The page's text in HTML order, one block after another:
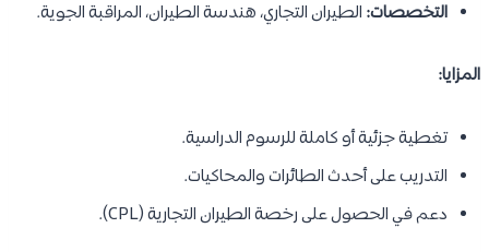
التخصصات: الطيران التجاري، هندسة الطيران، المراقبة الجوية.
المزايا:
تغطية جزئية أو كاملة للرسوم الدراسية.
التدريب على أحدث الطائرات والمحاكيات.
دعم في الحصول على رخصة الطيران التجارية (CPL).